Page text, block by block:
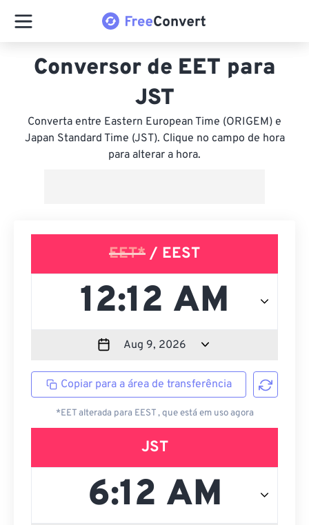
Conversor de EET para
JST
Converta entre Eastern European Time (ORIGEM) e
Japan Standard Time (JST). Clique no campo de hora
para alterar a hora.
EET* / EEST
Copiar para a área de transferência
*EET alterada para EEST , que está em uso agora
JST